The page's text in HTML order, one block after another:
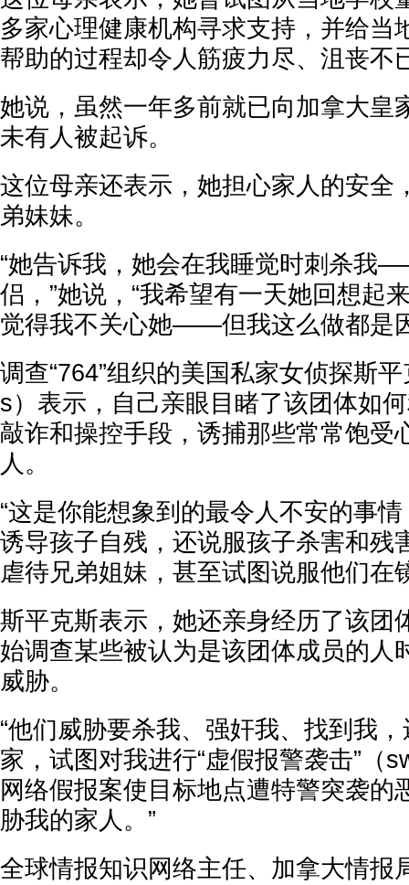
多家心理健康机构寻求支持，并给当
帮助的过程却令人筋疲力尽、沮丧不
她说，虽然一年多前就已向加拿大皇
未有人被起诉。
这位母亲还表示，她担心家人的安全
弟妹妹。
“她告诉我，她会在我睡觉时刺杀我
侣，”她说，“我希望有一天她回想
觉得我不关心她——但我这么做都是
调查“764”组织的美国私家女侦探斯
s）表示，自己亲眼目睹了该团体如
敲诈和操控手段，诱捕那些常常饱受
人。
“这是你能想象到的最令人不安的事情
诱导孩子自残，还说服孩子杀害和残
虐待兄弟姐妹，甚至试图说服他们在
斯平克斯表示，她还亲身经历了该团
始调查某些被认为是该团体成员的人
威胁。
“他们威胁要杀我、强奸我、找到我
家，试图对我进行“虚假报警袭击”（
网络假报案使目标地点遭特警突袭的
胁我的家人。”
全球情报知识网络主任、加拿大情报